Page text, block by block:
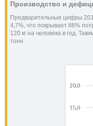
Производство и
Предварительные цифры
4,7%, что покрывает 88%
120 кг на человека в год.
тонн.